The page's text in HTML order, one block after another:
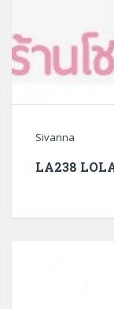
Sivanna
LA238